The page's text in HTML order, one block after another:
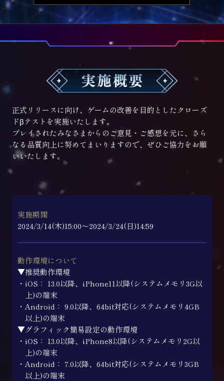
正式リリースに向け、ゲームの改善を目的としたクローズ
ドβテストを実施いたします。
プレイされたみなさまからのご意見・ご感想を元に、さら
なる品質向上に努めてまいりますので、ぜひご協力をお願
いいたします。
実施期間
2024/3/14(木)15:00～2024/3/24(日)14:59
動作環境について
▼推奨動作環境
・iOS： 13.0以降、iPhone11以降(システムメモリ3G以
上)の端末
・Android： 9.0以降、64bit対応(システムメモリ4GB
以上)の端末
▼グラフィック簡易設定の動作環境
・iOS： 13.0以降、iPhone8以降(システムメモリ2G以
上)の端末
・Android： 7.0以降、64bit対応(システムメモリ3GB
以上)の端末